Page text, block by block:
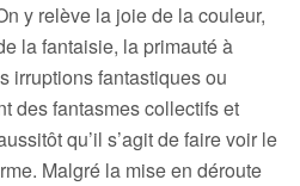
y relève la joie de la couleur,
la fantaisie, la primauté à
irruptions fantastiques ou
des fantasmes collectifs et
qu’il s’agit de faire voir le
Malgré la mise en déroute